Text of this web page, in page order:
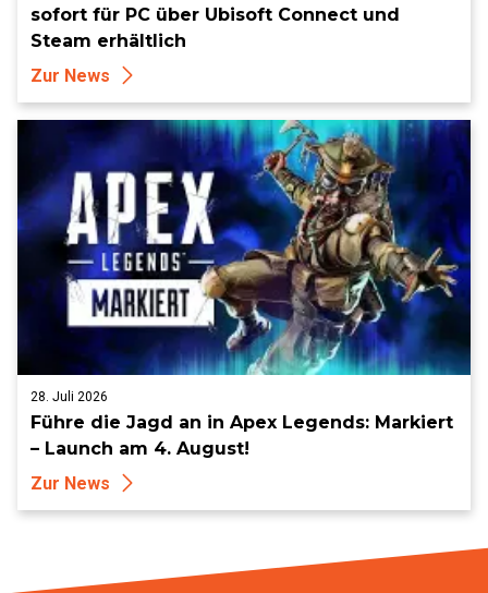
sofort für PC über Ubisoft Connect und
Steam erhältlich
Zur News
28. Juli 2026
Führe die Jagd an in Apex Legends: Markiert
– Launch am 4. August!
Zur News